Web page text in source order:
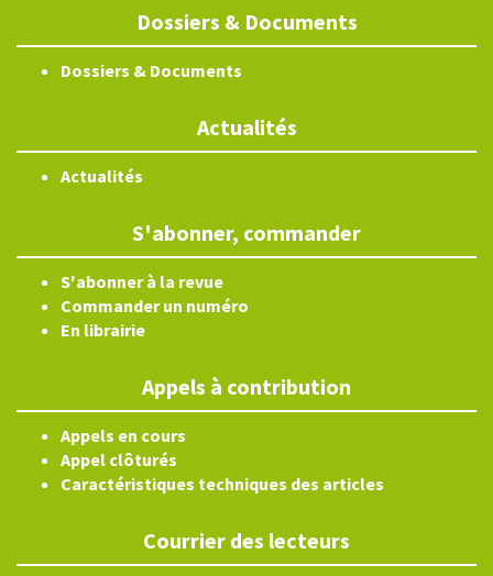
Dossiers & Documents
Dossiers & Documents
Actualités
Actualités
S'abonner, commander
S'abonner à la revue
Commander un numéro
En librairie
Appels à contribution
Appels en cours
Appel clôturés
Caractéristiques techniques des articles
Courrier des lecteurs